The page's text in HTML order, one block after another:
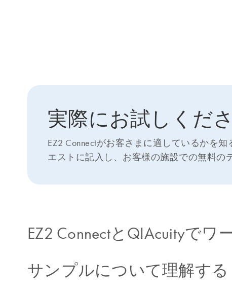
実際にお試しくださ
EZ2 Connectがお客さまに適しているかを
エストに記入し、お客様の施設での無料の
EZ2 ConnectとQIAcuityで
サンプルについて理解する